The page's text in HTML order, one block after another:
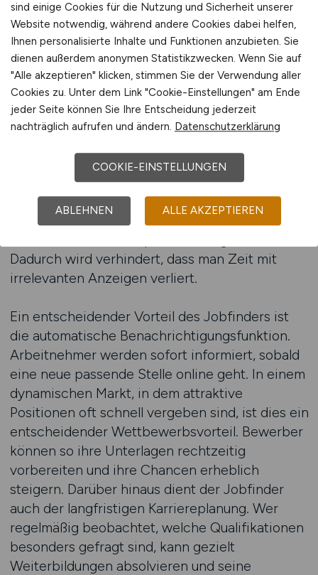
für Arbeitnehmer, die juristische Jobs effizient
und zielgerichtet finden wollen. Die beste
Jobbörse für Juristen hat dieses Tool
entwickelt, um den Bewerbungsprozess so
einfach und transparent wie möglich zu
gestalten. Als Jobportal Nr. 1 für juristische
Berufe ermöglicht JURA.JOBS den Nutzern,
ihre Bedürfnisse zugeschnitten sind.
Arbeitnehmer können Kriterien wie
Rechtsgebiet, Standort, Karrierestufe oder
gewünschte Arbeitszeitmodelle eingeben und
Dadurch wird verhindert, dass man Zeit mit
irrelevanten Anzeigen verliert.
Ein entscheidender Vorteil des Jobfinders ist
die automatische Benachrichtigungsfunktion.
Arbeitnehmer werden sofort informiert, sobald
eine neue passende Stelle online geht. In einem
dynamischen Markt, in dem attraktive
Positionen oft schnell vergeben sind, ist dies ein
entscheidender Wettbewerbsvorteil. Bewerber
können so ihre Unterlagen rechtzeitig
vorbereiten und ihre Chancen erheblich
steigern. Darüber hinaus dient der Jobfinder
auch der langfristigen Karriereplanung. Wer
regelmäßig beobachtet, welche Qualifikationen
besonders gefragt sind, kann gezielt
Weiterbildungen absolvieren und seine
sind einige Cookies für die Nutzung und Sicherheit unserer
Website notwendig, während andere Cookies dabei helfen,
Ihnen personalisierte Inhalte und Funktionen anzubieten. Sie
dienen außerdem anonymen Statistikzwecken. Wenn Sie auf
"Alle akzeptieren" klicken, stimmen Sie der Verwendung aller
Cookies zu. Unter dem Link "Cookie-Einstellungen" am Ende
jeder Seite können Sie Ihre Entscheidung jederzeit
nachträglich aufrufen und ändern. Datenschutzerklärung
COOKIE-EINSTELLUNGEN
ABLEHNEN ALLE AKZEPTIEREN